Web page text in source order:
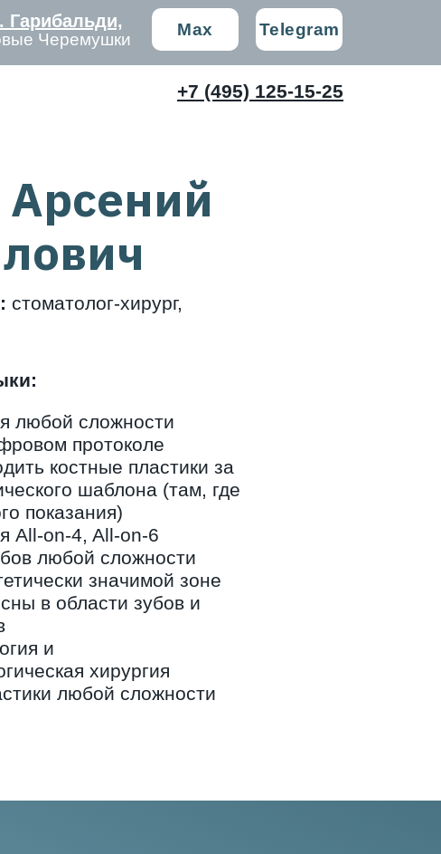
Max Telegram
Гарибальди,
Черемушки
+7 (495) 125-15-25
любой сложности
протоколе
костные пластики за
шаблона (там, где
показания)
All-on-4, All-on-6
любой сложности
значимой зоне
в области зубов и
и
хирургия
любой сложности
стоматолог-хирург,